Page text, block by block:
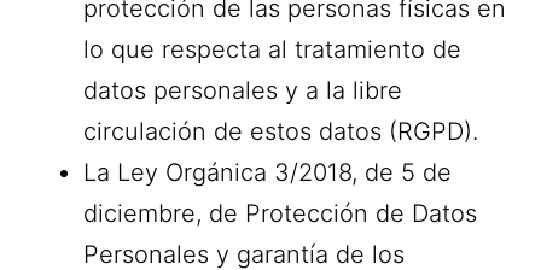
protección de las personas físicas en
lo que respecta al tratamiento de
datos personales y a la libre
circulación de estos datos (RGPD).
La Ley Orgánica 3/2018, de 5 de
diciembre, de Protección de Datos
Personales y garantía de los